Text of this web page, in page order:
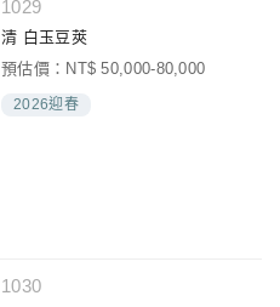
1029
清 白玉豆莢
預估價：NT$ 50,000-80,000
2026迎春
1030